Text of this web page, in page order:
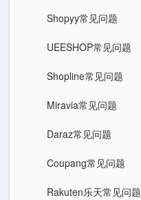
Shopyy常见问题
UEESHOP常见问题
Shopline常见问题
Miravia常见问题
Daraz常见问题
Coupang常见问题
Rakuten乐天常见问题